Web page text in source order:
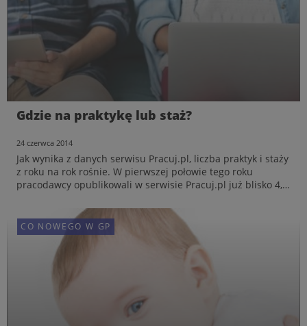
Jeżeli praca nie w Polsce, to gdzie?
9 września 2014
W Polsce ofert pracy przybywa, jeżeli jednak ktoś chciałby
szukać szczęścia za granicą, jest w czym wybierać. W I
połowie tego roku firmy z zagranicy opublikowały w
pochodziło z Niemiec i Holandii. Wielka Bryta...
Gdzie na praktykę lub staż?
24 czerwca 2014
Jak wynika z danych serwisu Pracuj.pl, liczba praktyk i staży
z roku na rok rośnie. W pierwszej połowie tego roku
pracodawcy opublikowali w serwisie Pracuj.pl już blisko 4,4
analogicznym okresie 2013 roku. Najwięcej...
CO NOWEGO W GP
CO NOWEGO W GP
CO NOWEGO W GP